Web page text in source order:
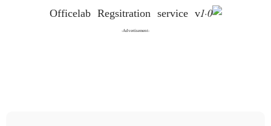
-Advertisement-